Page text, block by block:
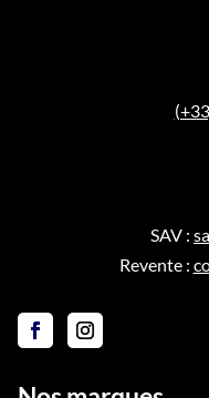
SAV :
Revente :